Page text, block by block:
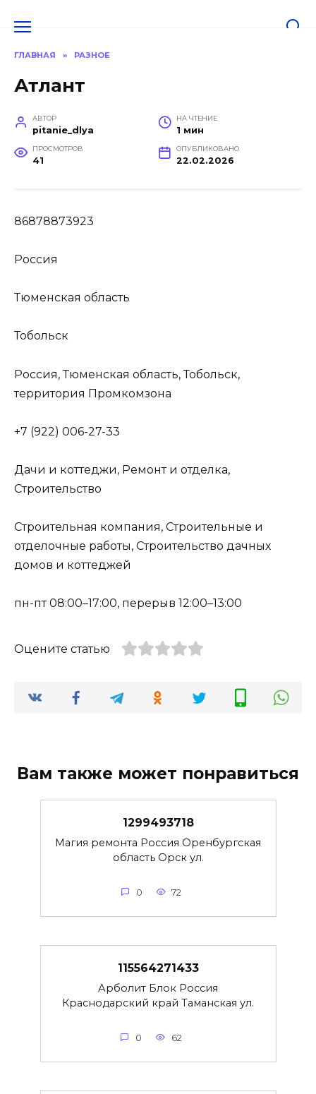
ГЛАВНАЯ » РАЗНОЕ
Атлант
АВТОР
pitanie_dlya
НА ЧТЕНИЕ
1 мин
ПРОСМОТРОВ
41
ОПУБЛИКОВАНО
22.02.2026
86878873923
Россия
Тюменская область
Тобольск
Россия, Тюменская область, Тобольск,
территория Промкомзона
+7 (922) 006-27-33
Дачи и коттеджи, Ремонт и отделка,
Строительство
Строительная компания, Строительные и
отделочные работы, Строительство дачных
домов и коттеджей
пн-пт 08:00–17:00, перерыв 12:00–13:00
Оцените статью
Вам также может понравиться
1299493718
Магия ремонта Россия Оренбургская
область Орск ул.
0 72
115564271433
Арболит Блок Россия
Краснодарский край Таманская ул.
0 62